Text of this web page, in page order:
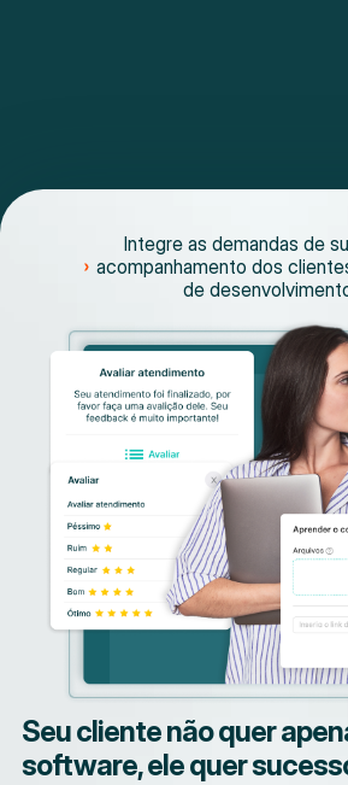
Integre as demandas de
acompanhamento dos
de
Seu cliente não quer
software, ele quer